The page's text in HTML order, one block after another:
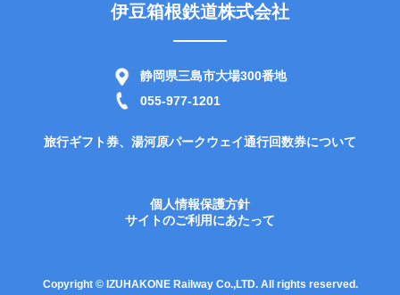
伊豆箱根鉄道株式会社
静岡県三島市大場300番地
055-977-1201
旅行ギフト券、湯河原パークウェイ通行回数券について
個人情報保護方針
サイトのご利用にあたって
Copyright © IZUHAKONE Railway Co.,LTD. All rights reserved.